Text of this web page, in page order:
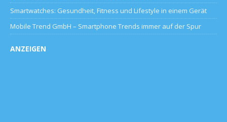
Smartwatches: Gesundheit, Fitness und Lifestyle in einem Gerät
Mobile Trend GmbH – Smartphone Trends immer auf der Spur
ANZEIGEN